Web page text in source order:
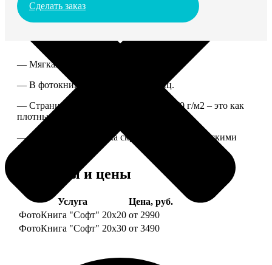
Сделать заказ
— Мягкая ламинированная обложка.
— В фотокниге от 60 до 300 страниц.
— Страницы из бумаги плотностью 170 г/м2 – это как
плотные страницы глянцевого журнала.
— Страницы и обложка скреплены металлическими
болтами.
Форматы и цены
Услуга
Цена, руб.
ФотоКнига "Софт" 20х20 от 2990
ФотоКнига "Софт" 20х30 от 3490